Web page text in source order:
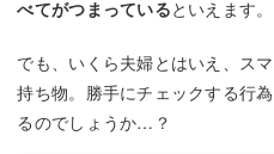
べてがつまっているといえます。
でも、いくら夫婦とはいえ、ス
持ち物。勝手にチェックする行
るのでしょうか…？